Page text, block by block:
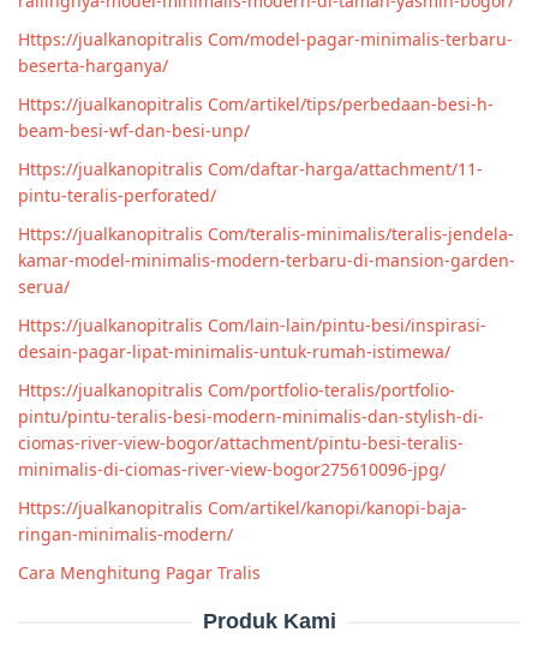
Https://jualkanopitralis Com/model-pagar-minimalis-terbaru-
beserta-harganya/
Https://jualkanopitralis Com/artikel/tips/perbedaan-besi-h-
beam-besi-wf-dan-besi-unp/
Https://jualkanopitralis Com/daftar-harga/attachment/11-
pintu-teralis-perforated/
Https://jualkanopitralis Com/teralis-minimalis/teralis-jendela-
kamar-model-minimalis-modern-terbaru-di-mansion-garden-
serua/
Https://jualkanopitralis Com/lain-lain/pintu-besi/inspirasi-
desain-pagar-lipat-minimalis-untuk-rumah-istimewa/
Https://jualkanopitralis Com/portfolio-teralis/portfolio-
pintu/pintu-teralis-besi-modern-minimalis-dan-stylish-di-
ciomas-river-view-bogor/attachment/pintu-besi-teralis-
minimalis-di-ciomas-river-view-bogor275610096-jpg/
Https://jualkanopitralis Com/artikel/kanopi/kanopi-baja-
ringan-minimalis-modern/
Cara Menghitung Pagar Tralis
Produk Kami